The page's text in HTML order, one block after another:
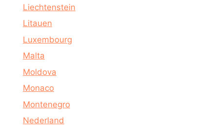
Liechtenstein
Litauen
Luxembourg
Malta
Moldova
Monaco
Montenegro
Nederland